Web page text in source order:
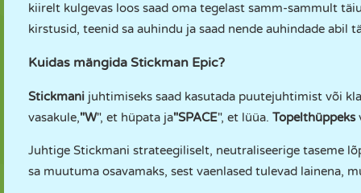
kiirelt kulgevas loos saad oma tegelast samm-sammult
kirstusid, teenid sa auhindu ja saad nende auhindade abil
Kuidas mängida Stickman Epic?
Stickmani juhtimiseks saad kasutada puutejuhtimist või
vasakule,"W", et hüpata ja"SPACE", et lüüa. Topelthüppeks
Juhtige Stickmani strateegiliselt, neutraliseerige taseme
sa muutuma osavamaks, sest vaenlased tulevad lainena,